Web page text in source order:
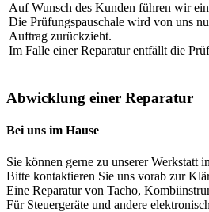
Auf Wunsch des Kunden führen wir
Die Prüfungspauschale wird von uns
Auftrag zurückzieht.
Im Falle einer Reparatur entfällt die
Abwicklung einer Reparatur
Bei uns im Hause
Sie können gerne zu unserer
Bitte kontaktieren Sie uns vorab zur
Eine Reparatur von Tacho,
Für Steuergeräte und andere